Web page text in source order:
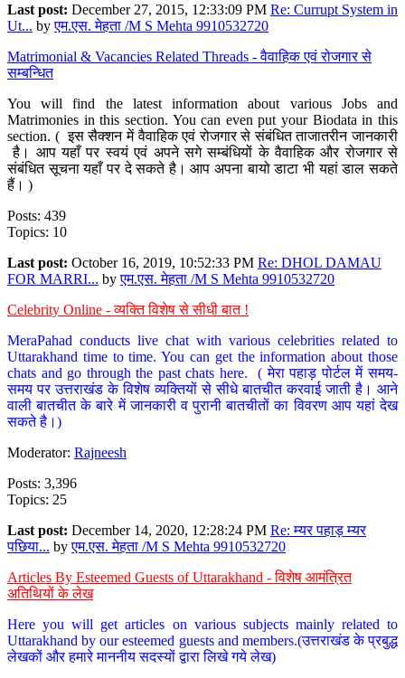
Last post: December 27, 2015, 12:33:09 PM Re: Currupt System in
Ut... byएम.एस. मेहता /M S Mehta 9910532720
Matrimonial & Vacancies Related Threads - वैवाहिक एवं रोजगार से
सम्बन्धित
You will find the latest information about various Jobs and
Matrimonies in this section. You can even put your Biodata in this
section. ( इस सैक्शन में वैवाहिक एवं रोजगार से संबंधित ताजातरीन जानकारी
है। आप यहाँ पर स्वयं एवं अपने सगे सम्बंधियों के वैवाहिक और रोजगार से
संबंधित सूचना यहाँ पर दे सकते है। आप अपना बायो डाटा भी यहां डाल सकते
हैं। )
Posts: 439
Topics: 10
Last post: October 16, 2019, 10:52:33 PM Re: DHOL DAMAU
FOR MARRI... byएम.एस. मेहता /M S Mehta 9910532720
Celebrity Online - व्यक्ति विशेष से सीधी बात !
MeraPahad conducts live chat with various celebrities related to
Uttarakhand time to time. You can get the information about those
chats and go through the past chats here. ( मेरा पहाड़ पोर्टल में समय-
समय पर उत्तराखंड के विशेष व्यक्तियों से सीधे बातचीत करवाई जाती है। आने
वाली बातचीत के बारे में जानकारी व पुरानी बातचीतों का विवरण आप यहां देख
सकते है।)
Moderator: Rajneesh
Posts: 3,396
Topics: 25
Last post: December 14, 2020, 12:28:24 PM Re: म्यर पहाड़ म्यर
पछिया... byएम.एस. मेहता /M S Mehta 9910532720
Articles By Esteemed Guests of Uttarakhand - विशेष आमंत्रित
अतिथियों के लेख
Here you will get articles on various subjects mainly related to
Uttarakhand by our esteemed guests and members.(उत्तराखंड के प्रबुद्ध
लेखकों और हमारे माननीय सदस्यों द्वारा लिखे गये लेख)